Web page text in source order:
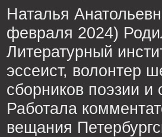
Наталья
февраля 2024)
Литературный
эссеист, волонтер
сборников поэзии и
Работала
вещания